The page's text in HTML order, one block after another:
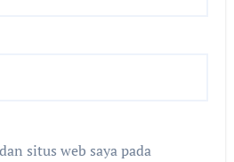
situs web saya pada